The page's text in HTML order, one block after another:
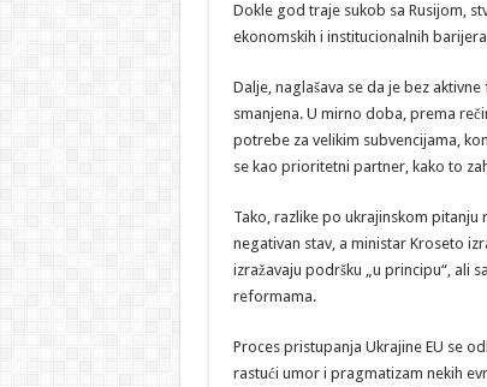
Dokle god traje sukob sa Rusijom,
ekonomskih i institucionalnih
Dalje, naglašava se da je bez
smanjena. U mirno doba, prema
potrebe za velikim subvencijama,
se kao prioritetni partner, kako to
Tako, razlike po ukrajinskom pitanju
negativan stav, a ministar Kroseto
izražavaju podršku „u principu“, ali
reformama.
Proces pristupanja Ukrajine EU se
rastući umor i pragmatizam nekih